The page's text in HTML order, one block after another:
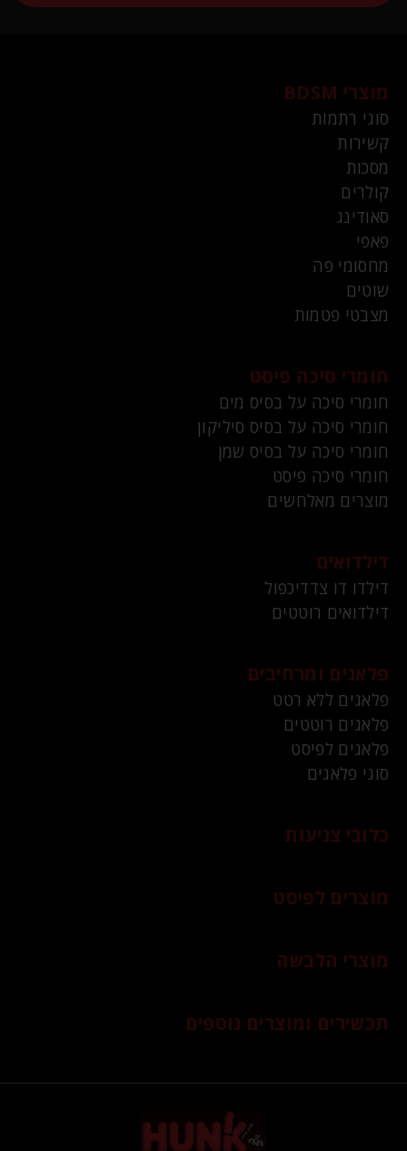
מוצרי BDSM
סוגי רתמות
קשירות
מסכות
קולרים
סאודינג
פאפי
מחסומי פה
שוטים
מצבטי פטמות
חומרי סיכה פיסט
חומרי סיכה על בסיס מים
חומרי סיכה על בסיס סיליקון
חומרי סיכה על בסיס שמן
חומרי סיכה פיסט
מוצרים מאלחשים
דילדואים
דילדו דו צדדיכפול
דילדואים רוטטים
פלאגים ומרחיבים
פלאגים ללא רטט
פלאגים רוטטים
פלאגים לפיסט
סוגי פלאגים
כלובי צניעות
מוצרים לפיסט
מוצרי הלבשה
תכשירים ומוצרים נוספים